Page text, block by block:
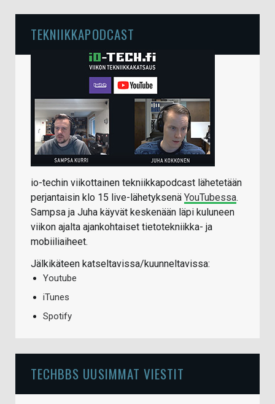
TEKNIIKKAPODCAST
io-techin viikottainen tekniikkapodcast lähetetään
perjantaisin klo 15 live-lähetyksenä YouTubessa.
Sampsa ja Juha käyvät keskenään läpi kuluneen
viikon ajalta ajankohtaiset tietotekniikka- ja
mobiiliaiheet.
Jälkikäteen katseltavissa/kuunneltavissa:
Youtube
iTunes
Spotify
TECHBBS UUSIMMAT VIESTIT